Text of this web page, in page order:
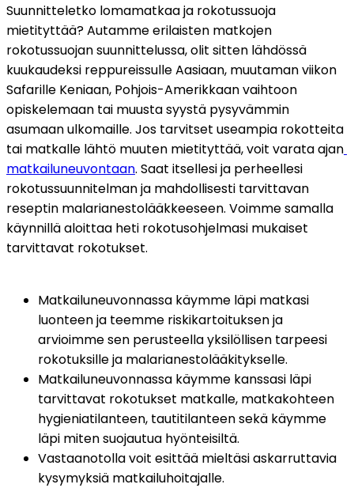
Suunnitteletko lomamatkaa ja rokotussuoja
mietityttää? Autamme erilaisten matkojen
rokotussuojan suunnittelussa, olit sitten lähdössä
kuukaudeksi reppureissulle Aasiaan, muutaman viikon
Safarille Keniaan, Pohjois-Amerikkaan vaihtoon
opiskelemaan tai muusta syystä pysyvämmin
asumaan ulkomaille. Jos tarvitset useampia rokotteita
tai matkalle lähtö muuten mietityttää, voit varata ajan
matkailuneuvontaan. Saat itsellesi ja perheellesi
rokotussuunnitelman ja mahdollisesti tarvittavan
reseptin malarianestolääkkeeseen. Voimme samalla
käynnillä aloittaa heti rokotusohjelmasi mukaiset
tarvittavat rokotukset.
Matkailuneuvonnassa käymme läpi matkasi
luonteen ja teemme riskikartoituksen ja
arvioimme sen perusteella yksilöllisen tarpeesi
rokotuksille ja malarianestolääkitykselle.
Matkailuneuvonnassa käymme kanssasi läpi
tarvittavat rokotukset matkalle, matkakohteen
hygieniatilanteen, tautitilanteen sekä käymme
läpi miten suojautua hyönteisiltä.
Vastaanotolla voit esittää mieltäsi askarruttavia
kysymyksiä matkailuhoitajalle.